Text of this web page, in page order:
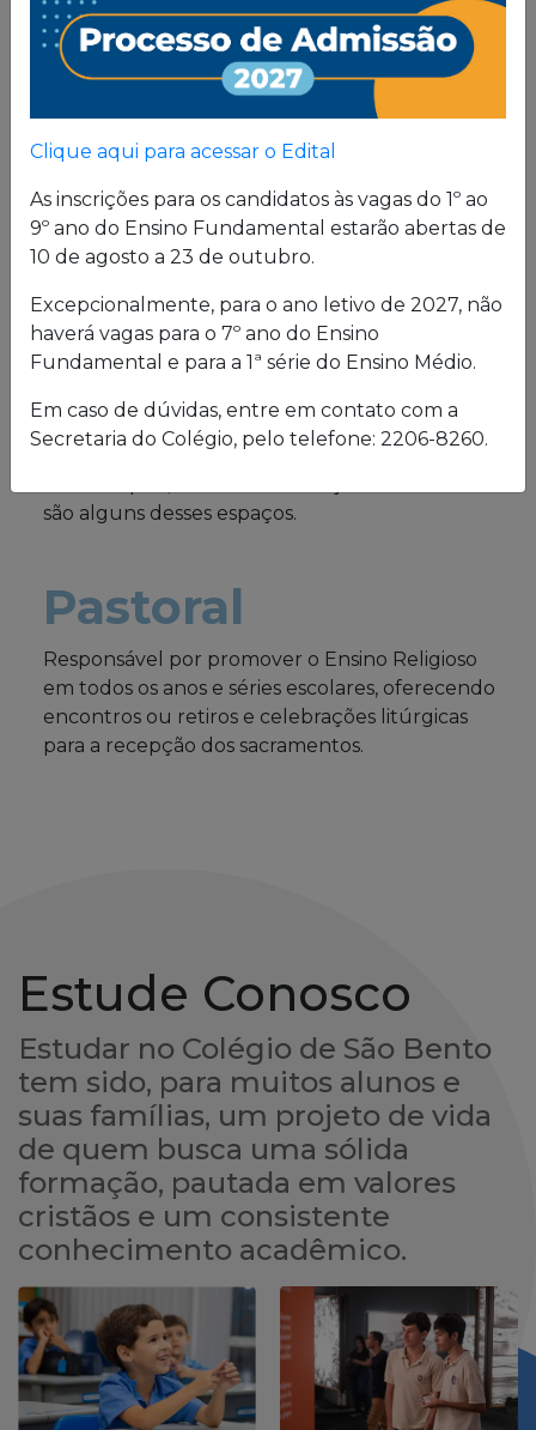
Proposta
Pedagógica
formação, pautada em valores cristãos e um
consistente conhecimento acadêmico.
Estrutura física
O Colégio oferece uma excelente estrutura para
atender a seus alunos em período integral.
Laboratórios de Química, Física e Biologia; salas
de leitura e de grupo; biblioteca; cybersala;
auditórios; complexo esportivo; piscina
são alguns desses espaços.
Pastoral
Responsável por promover o Ensino Religioso
em todos os anos e séries escolares, oferecendo
encontros ou retiros e celebrações litúrgicas
para a recepção dos sacramentos.
Estude Conosco
Estudar no Colégio de São Bento
tem sido, para muitos alunos e
suas famílias, um projeto de vida
de quem busca uma sólida
formação, pautada em valores
cristãos e um consistente
conhecimento acadêmico.
Clique aqui para acessar o Edital
As inscrições para os candidatos às vagas do 1º ao
9º ano do Ensino Fundamental estarão abertas de
10 de agosto a 23 de outubro.
Excepcionalmente, para o ano letivo de 2027, não
haverá vagas para o 7º ano do Ensino
Fundamental e para a 1ª série do Ensino Médio.
Em caso de dúvidas, entre em contato com a
Secretaria do Colégio, pelo telefone: 2206-8260.